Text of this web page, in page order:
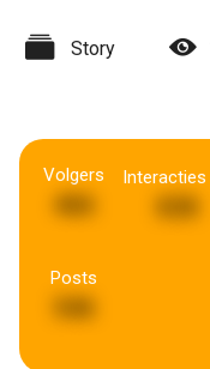
Story
Volgers
466
Interacties
838
Posts
546